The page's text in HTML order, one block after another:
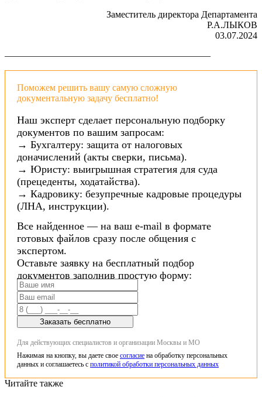
Заместитель директора Департамента
Р.А.ЛЫКОВ
03.07.2024
——————————————————————
Поможем решить вашу самую сложную
документальную задачу бесплатно!
Наш эксперт сделает персональную подборку
документов по вашим запросам:
→ Бухгалтеру: защита от налоговых
доначислений (акты сверки, письма).
→ Юристу: выигрышная стратегия для суда
(прецеденты, ходатайства).
→ Кадровику: безупречные кадровые процедуры
(ЛНА, инструкции).
Все найденное — на ваш e-mail в формате
готовых файлов сразу после общения с
экспертом.
Оставьте заявку на бесплатный подбор
документов заполнив простую форму:
Заказать бесплатно
Для действующих специалистов и организации Москвы и МО
Нажимая на кнопку, вы даете свое согласие на обработку персональных
данных и соглашаетесь с политикой обработки персональных данных
Читайте также